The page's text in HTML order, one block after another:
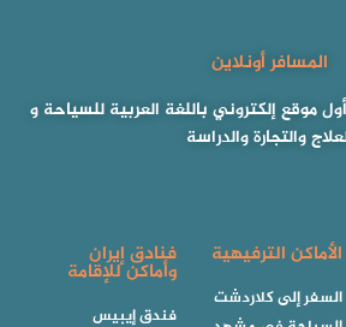
المسافر أونلاين
موقع إلكتروني باللغة العربية للسياحة و
والتجارة والدراسة
الأماكن الترفيهية
السفر إلى كلاردشت
فنادق إيران
وأماكن للإقامة
فندق إيبيس